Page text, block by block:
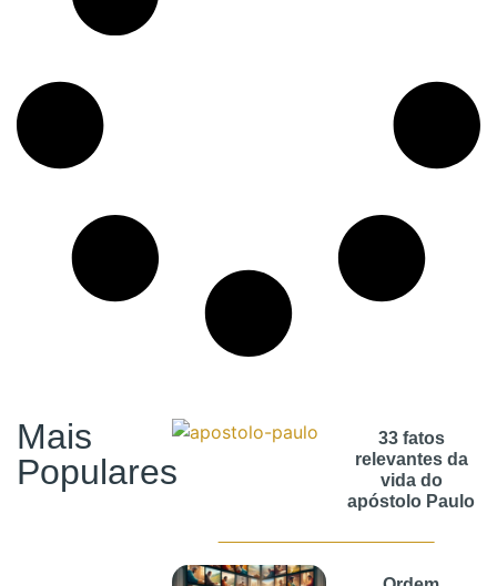
Mais
Populares
33 fatos
relevantes da
vida do
apóstolo Paulo